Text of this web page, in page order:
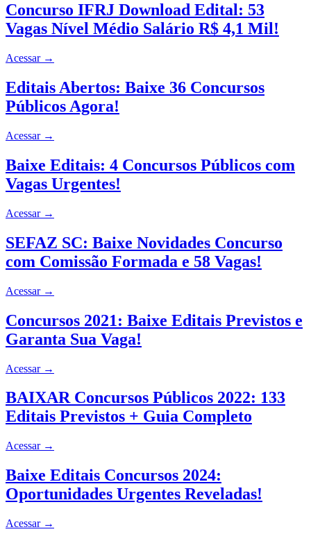
Concurso IFRJ Download Edital: 53
Vagas Nível Médio Salário R$ 4,1 Mil!
Acessar →
Editais Abertos: Baixe 36 Concursos
Públicos Agora!
Acessar →
Baixe Editais: 4 Concursos Públicos com
Vagas Urgentes!
Acessar →
SEFAZ SC: Baixe Novidades Concurso
com Comissão Formada e 58 Vagas!
Acessar →
Concursos 2021: Baixe Editais Previstos e
Garanta Sua Vaga!
Acessar →
BAIXAR Concursos Públicos 2022: 133
Editais Previstos + Guia Completo
Acessar →
Baixe Editais Concursos 2024:
Oportunidades Urgentes Reveladas!
Acessar →